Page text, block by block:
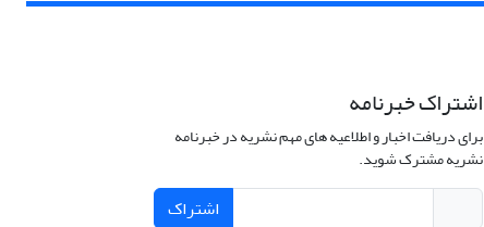
اشتراک خبرنامه
برای دریافت اخبار و اطلاعیه های مهم نشریه در خبرنامه
نشریه مشترک شوید.
اشتراک